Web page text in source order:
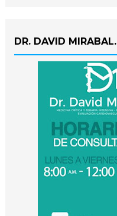
DR. DAVID MIRABAL.